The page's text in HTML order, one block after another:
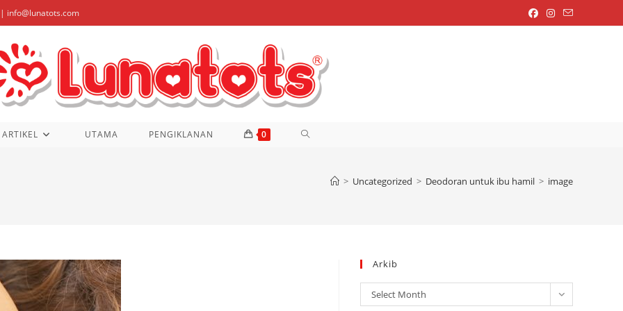
info@lunatots.com
ARTIKEL UTAMA PENGIKLANAN 0
TOGGLE
SEARCH > Uncategorized > Deodoran untuk ibu hamil > image
Arkib
Arkib
Select Month